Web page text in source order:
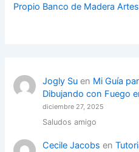
Propio Banco de Madera
Jogly Suen Mi Guía
Dibujando con Fuego
diciembre 27, 2025
Saludos amigo
Cecile Jacobs en